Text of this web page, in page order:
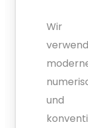
Wir
und